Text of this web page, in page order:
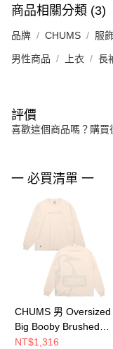
商品相關分類 (3)
品牌 CHUMS 服
男性商品 上衣 長
評價
喜歡這個商品嗎？購買
一 必買清單 一
CHUMS 男 Oversized
Big Booby Brushed
L/S T-Shirt長袖T恤
NT$1,316